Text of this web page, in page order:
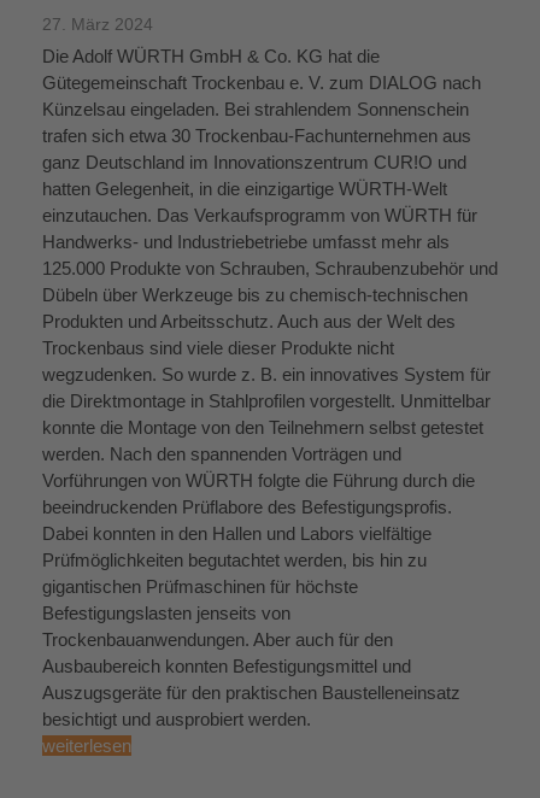
27. März 2024
Die Adolf WÜRTH GmbH & Co. KG hat die
Gütegemeinschaft Trockenbau e. V. zum DIALOG nach
Künzelsau eingeladen. Bei strahlendem Sonnenschein
trafen sich etwa 30 Trockenbau-Fachunternehmen aus
ganz Deutschland im Innovationszentrum CUR!O und
hatten Gelegenheit, in die einzigartige WÜRTH-Welt
einzutauchen. Das Verkaufsprogramm von WÜRTH für
Handwerks- und Industriebetriebe umfasst mehr als
125.000 Produkte von Schrauben, Schraubenzubehör und
Dübeln über Werkzeuge bis zu chemisch-technischen
Produkten und Arbeitsschutz. Auch aus der Welt des
Trockenbaus sind viele dieser Produkte nicht
wegzudenken. So wurde z. B. ein innovatives System für
die Direktmontage in Stahlprofilen vorgestellt. Unmittelbar
konnte die Montage von den Teilnehmern selbst getestet
werden. Nach den spannenden Vorträgen und
Vorführungen von WÜRTH folgte die Führung durch die
beeindruckenden Prüflabore des Befestigungsprofis.
Dabei konnten in den Hallen und Labors vielfältige
Prüfmöglichkeiten begutachtet werden, bis hin zu
gigantischen Prüfmaschinen für höchste
Befestigungslasten jenseits von
Trockenbauanwendungen. Aber auch für den
Ausbaubereich konnten Befestigungsmittel und
Auszugsgeräte für den praktischen Baustelleneinsatz
besichtigt und ausprobiert werden.
weiterlesen